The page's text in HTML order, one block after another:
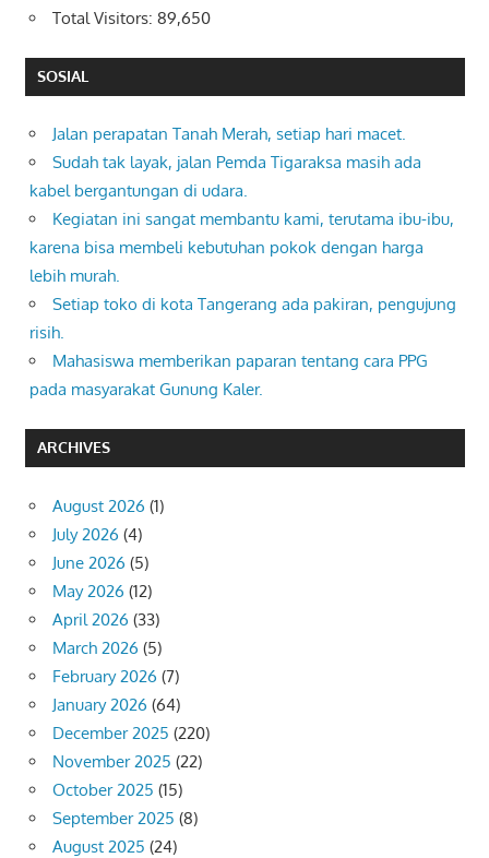
Total Visitors: 89,650
SOSIAL
Jalan perapatan Tanah Merah, setiap hari macet.
Sudah tak layak, jalan Pemda Tigaraksa masih ada
kabel bergantungan di udara.
Kegiatan ini sangat membantu kami, terutama ibu-ibu,
karena bisa membeli kebutuhan pokok dengan harga
lebih murah.
Setiap toko di kota Tangerang ada pakiran, pengujung
risih.
Mahasiswa memberikan paparan tentang cara PPG
pada masyarakat Gunung Kaler.
ARCHIVES
August 2026 (1)
July 2026 (4)
June 2026 (5)
May 2026 (12)
April 2026 (33)
March 2026 (5)
February 2026 (7)
January 2026 (64)
December 2025 (220)
November 2025 (22)
October 2025 (15)
September 2025 (8)
August 2025 (24)